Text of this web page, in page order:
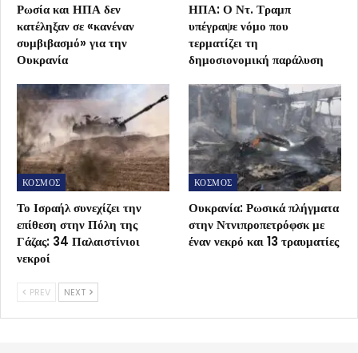
Ρωσία και ΗΠΑ δεν
κατέληξαν σε «κανέναν
συμβιβασμό» για την
Ουκρανία
ΗΠΑ: Ο Ντ. Τραμπ
υπέγραψε νόμο που
τερματίζει τη
δημοσιονομική παράλυση
ΚΟΣΜΟΣ
Το Ισραήλ συνεχίζει την
επίθεση στην Πόλη της
Γάζας: 34 Παλαιστίνιοι
νεκροί
ΚΟΣΜΟΣ
Ουκρανία: Ρωσικά πλήγματα
στην Ντνιπροπετρόφσκ με
έναν νεκρό και 13 τραυματίες
PREV NEXT